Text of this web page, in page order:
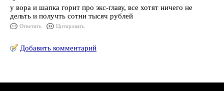
у вора и шапка горит про экс-главу, все хотят ничего не
дельть и получть сотни тысяч рублей
Ответить Цитировать
Добавить комментарий